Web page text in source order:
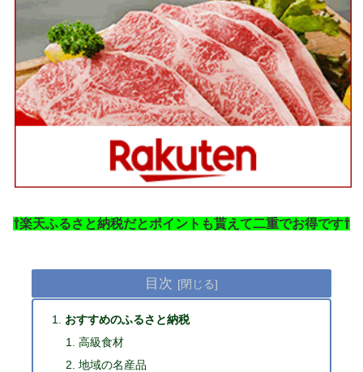
⇧楽天ふるさと納税だとポイントも貰えて二重でお得です⇧
目次
おすすめのふるさと納税
高級食材
地域の名産品